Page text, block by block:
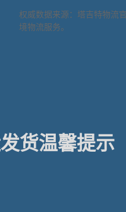
权威数据来源：塔吉特物流
境物流服务。
货温馨提示